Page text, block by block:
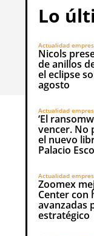
Lo
Actualidad
Nicols
de anillos
el eclipse
agosto
Actualidad
‘El
vencer. No
el nuevo
Palacio
Actualidad
Zoomex
Center con
avanzadas
estratégico